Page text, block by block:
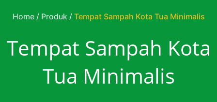
Home / Produk / Tempat Sampah Kota Tua Minimalis
Tempat Sampah Kota
Tua Minimalis